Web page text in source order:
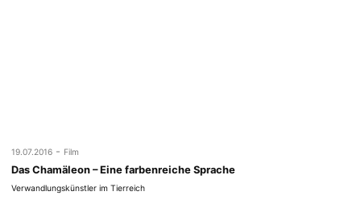
19.07.2016 - Film
Das Chamäleon – Eine farbenreiche Sprache
Verwandlungskünstler im Tierreich